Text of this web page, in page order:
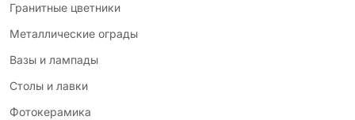
Гранитные цветники
Металлические ограды
Вазы и лампады
Столы и лавки
Фотокерамика